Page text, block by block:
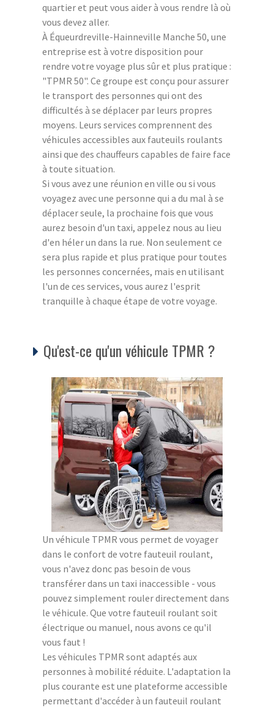
quartier et peut vous aider à vous rendre là où
vous devez aller.
À Équeurdreville-Hainneville Manche 50, une
entreprise est à votre disposition pour
rendre votre voyage plus sûr et plus pratique :
"TPMR 50". Ce groupe est conçu pour assurer
le transport des personnes qui ont des
difficultés à se déplacer par leurs propres
moyens. Leurs services comprennent des
véhicules accessibles aux fauteuils roulants
ainsi que des chauffeurs capables de faire face
à toute situation.
Si vous avez une réunion en ville ou si vous
voyagez avec une personne qui a du mal à se
déplacer seule, la prochaine fois que vous
aurez besoin d'un taxi, appelez nous au lieu
d'en héler un dans la rue. Non seulement ce
sera plus rapide et plus pratique pour toutes
les personnes concernées, mais en utilisant
l'un de ces services, vous aurez l'esprit
tranquille à chaque étape de votre voyage.
Qu'est-ce qu'un véhicule TPMR ?
Un véhicule TPMR vous permet de voyager
dans le confort de votre fauteuil roulant,
vous n'avez donc pas besoin de vous
transférer dans un taxi inaccessible - vous
pouvez simplement rouler directement dans
le véhicule. Que votre fauteuil roulant soit
électrique ou manuel, nous avons ce qu'il
vous faut !
Les véhicules TPMR sont adaptés aux
personnes à mobilité réduite. L'adaptation la
plus courante est une plateforme accessible
permettant d'accéder à un fauteuil roulant